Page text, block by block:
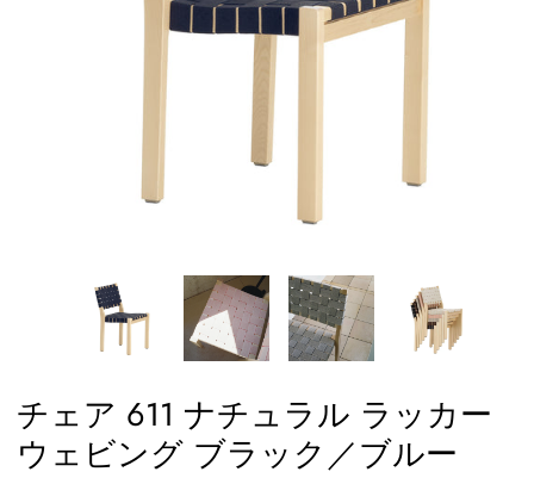
チェア 611 ナチュラル ラッカー
ウェビング ブラック／ブルー